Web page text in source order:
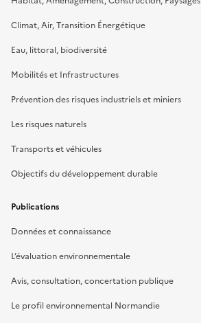
Climat, Air, Transition Énergétique
Eau, littoral, biodiversité
Mobilités et Infrastructures
Prévention des risques industriels et miniers
Les risques naturels
Transports et véhicules
Objectifs du développement durable
Publications
Données et connaissance
L’évaluation environnementale
Avis, consultation, concertation publique
Le profil environnemental Normandie